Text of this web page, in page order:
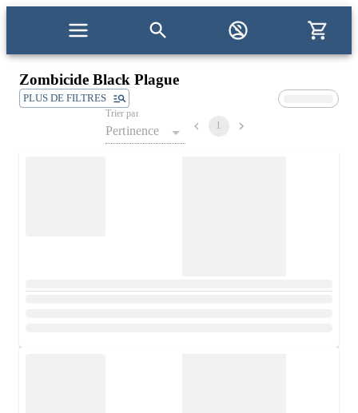
Zombicide Black Plague
PLUS DE FILTRES
Trier par
Pertinence 1